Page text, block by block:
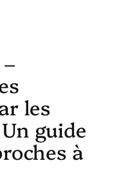
les
guide
à